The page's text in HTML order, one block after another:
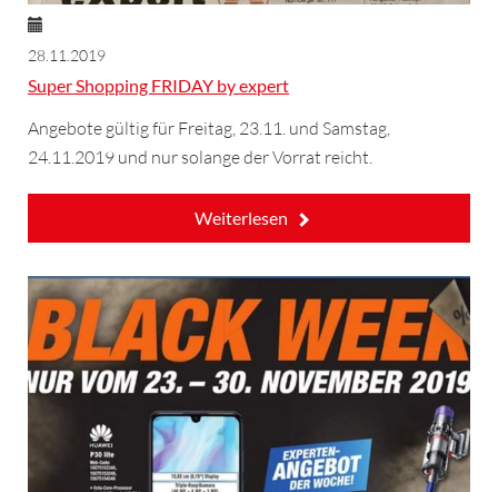
28.11.2019
Super Shopping FRIDAY by expert
Angebote gültig für Freitag, 23.11. und Samstag,
24.11.2019 und nur solange der Vorrat reicht.
Weiterlesen